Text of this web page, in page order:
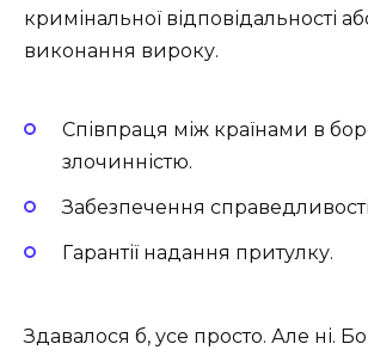
кримінальної відповідальності
виконання вироку.
Співпраця між країнами в
злочинністю.
Забезпечення
Гарантії надання притулку.
Здавалося б, усе просто. Але ні.